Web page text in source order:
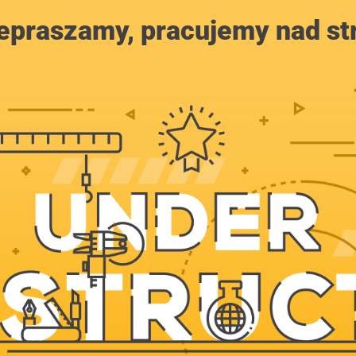
pracujemy nad